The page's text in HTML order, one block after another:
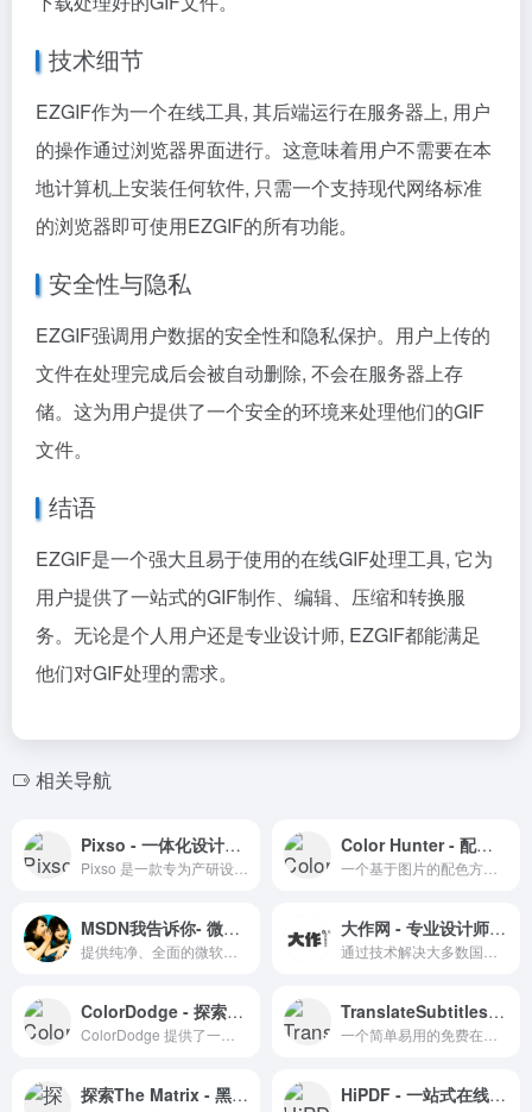
技术细节
EZGIF作为一个在线工具, 其后端运行在服务器上, 用户
的操作通过浏览器界面进行。这意味着用户不需要在本
地计算机上安装任何软件, 只需一个支持现代网络标准
的浏览器即可使用EZGIF的所有功能。
安全性与隐私
EZGIF强调用户数据的安全性和隐私保护。用户上传的
文件在处理完成后会被自动删除, 不会在服务器上存
储。这为用户提供了一个安全的环境来处理他们的GIF
文件。
结语
EZGIF是一个强大且易于使用的在线GIF处理工具, 它为
用户提供了一站式的GIF制作、编辑、压缩和转换服
务。无论是个人用户还是专业设计师, EZGIF都能满足
他们对GIF处理的需求。
相关导航
Pixso - 一体化设计协作的高效工具 Color Hunter - 配色方案的灵感源泉
MSDN我告诉你- 微软镜像下载及技术资源分享 大作网 - 专业设计师的设计灵感搜索引擎
ColorDodge - 探索GPU粒子效果的创新网站 TranslateSubtitles.com - 免费在线字幕翻译工具
探索The Matrix - 黑客程序员代码文字雨特效 HiPDF - 一站式在线PDF解决方案